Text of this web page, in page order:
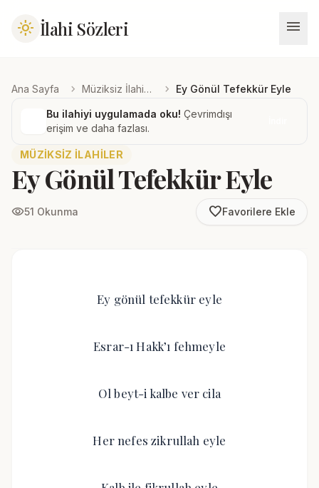
light_mode İlahi Sözleri menu
Ana Sayfa chevron_right Müziksiz İlahiler chevron_right Ey Gönül Tefekkür Eyle
Bu ilahiyi uygulamada oku! Çevrimdışı
erişim ve daha fazlası.
MÜZIKSIZ İLAHILER
Ey Gönül Tefekkür Eyle
visibility51 Okunma favorite_borderFavorilere Ekle
Ey gönül tefekkür eyle
Esrar-ı Hakk’ı fehmeyle
Ol beyt-i kalbe ver cila
Her nefes zikrullah eyle